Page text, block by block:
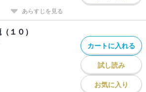
あらすじを見る
１０）
カートに入れる
試し読み
お気に入り